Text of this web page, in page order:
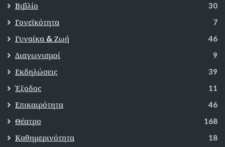
Βιβλίο 30
Γονεϊκότητα 7
Γυναίκα & Ζωή 46
Διαγωνισμοί 9
Εκδηλώσεις 39
Έξοδος 11
Επικαιρότητα 46
Θέατρο 168
Καθημερινότητα 18